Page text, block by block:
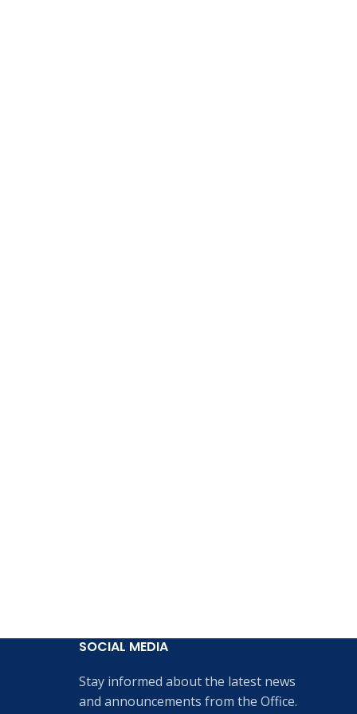
SOCIAL MEDIA
Stay informed about the latest news
and announcements from the Office.